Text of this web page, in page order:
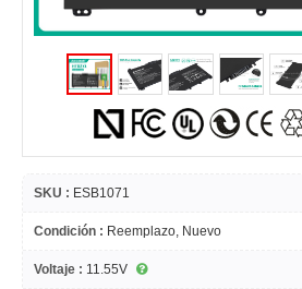
SKU : ESB1071
Condición : Reemplazo, Nuevo
Voltaje : 11.55V